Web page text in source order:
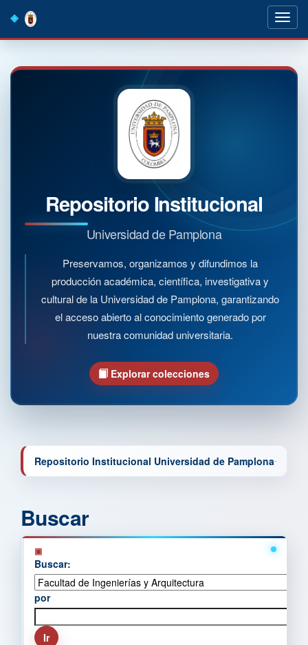
navigation
Repositorio Institucional
Universidad de Pamplona
Preservamos, organizamos y difundimos la
producción académica, científica, investigativa y
cultural de la Universidad de Pamplona, garantizando
el acceso abierto al conocimiento generado por
nuestra comunidad universitaria.
Explorar colecciones
Repositorio Institucional Universidad de Pamplona
Buscar
Buscar:
por